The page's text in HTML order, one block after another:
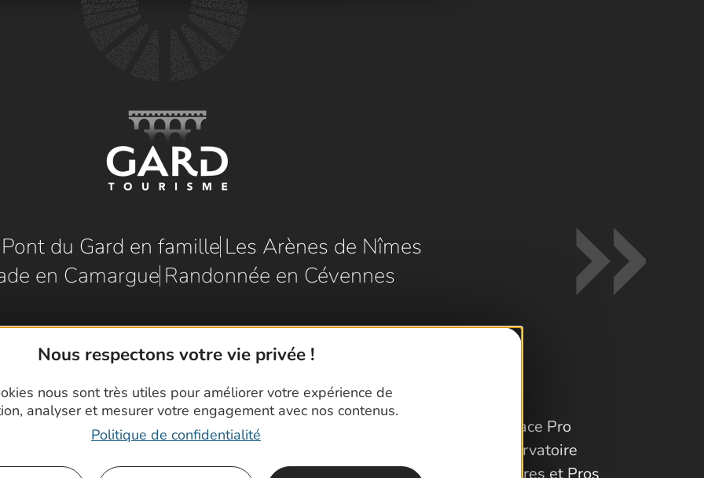
Nous respectons votre vie privée !
nous sont très utiles pour améliorer votre expérience de
analyser et mesurer votre engagement avec nos contenus.
Politique de confidentialité
du Gard en famille Les Arènes de Nîmes
en Camargue Randonnée en Cévennes
Espace Pro
Observatoire
Partenaires et Pros